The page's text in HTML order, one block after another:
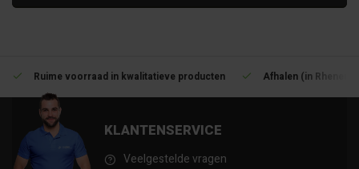
Ruime voorraad in kwalitatieve producten Afhalen (in Rhenen)
KLANTENSERVICE
Veelgestelde vragen